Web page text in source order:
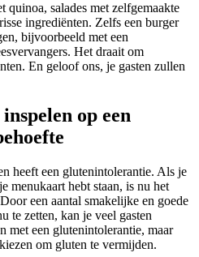
quinoa, salades met zelfgemaakte
ingrediënten. Zelfs een burger
bijvoorbeeld met een
Het draait om
En geloof ons, je gasten zullen
op een
heeft een glutenintolerantie. Als je
menukaart hebt staan, is nu het
een aantal smakelijke en goede
te zetten, kan je veel gasten
met een glutenintolerantie, maar
om gluten te vermijden.